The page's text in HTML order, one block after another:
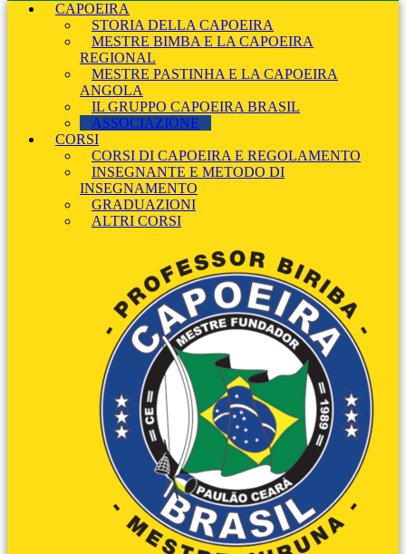
CAPOEIRA
STORIA DELLA CAPOEIRA
MESTRE BIMBA E LA CAPOEIRA
REGIONAL
MESTRE PASTINHA E LA CAPOEIRA
ANGOLA
IL GRUPPO CAPOEIRA BRASIL
ASSOCIAZIONE
CORSI
CORSI DI CAPOEIRA E REGOLAMENTO
INSEGNANTE E METODO DI
INSEGNAMENTO
GRADUAZIONI
ALTRI CORSI